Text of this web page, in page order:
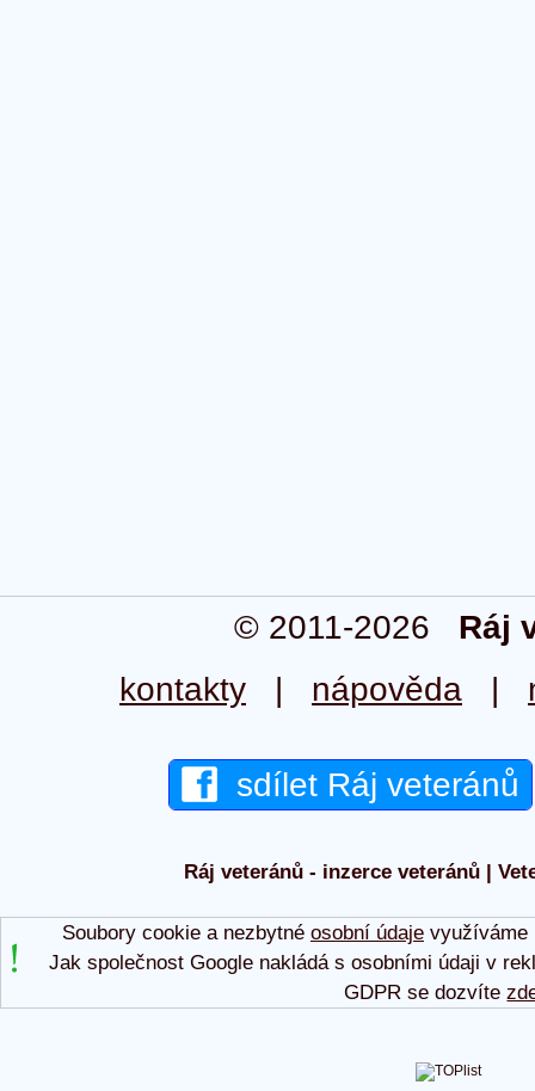
© 2011-2026 Ráj
kontakty | nápověda |
sdílet Ráj veteránů
Ráj veteránů - inzerce veteránů |
Soubory cookie a nezbytné osobní údajevyužíváme
Jak společnost Google nakládá s osobními údaji v
GDPR se dozvíte